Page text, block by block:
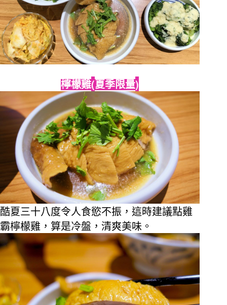
檸檬雞(夏季限量)
酷夏三十八度令人食慾不振，這時建議點雞
霸檸檬雞，算是冷盤，清爽美味。